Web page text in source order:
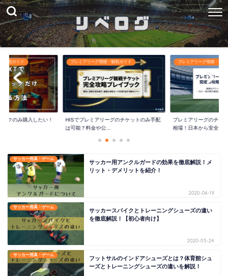
観戦ガイド
クのみ購入したい！
プレミアリーグ視聴・観戦ガイド
HISでプレミアリーグのチケットのみ手配
は可能？料金や公...
プレミアリーグ視聴・観戦
プレミアリーグのチケ
相場！日本から安全...
サッカー用具・ゲーム
サッカー用アンクルガードの効果を徹底解説！メ
リット・デメリットを紹介！
2020-06-19
サッカー用具・ゲーム
サッカースパイクとトレーニングシューズの違い
を徹底解説！【初心者向け】
2020-05-24
サッカー用具・ゲーム
フットサルのインドアシューズとは？体育館シュ
ーズとトレーニングシューズの違いを解説！